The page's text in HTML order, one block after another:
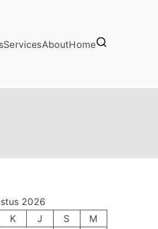
ServicesAboutHome
2026
K J S
M